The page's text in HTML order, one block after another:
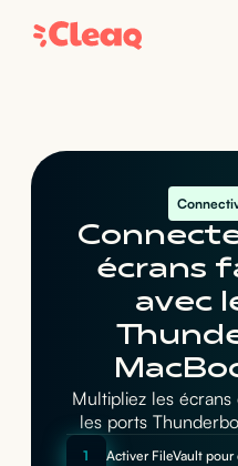
écrans
avec
Multipliez les
les ports
1 Activer FileVault